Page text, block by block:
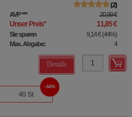
2
AVP*** 20,99 €
Unser Preis* 11,85 €
Sie sparen 9,14 €(44%)
Max. Abgabe:
4
Details
40 St
44%